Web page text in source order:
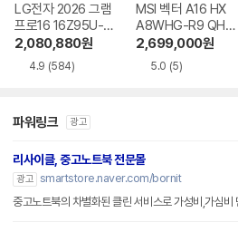
LG전자 2026 그램
프로16 16Z95U-G
S5WK
2,080,880원
4.9 (584)
MSI 벡터 A16 HX
A8WHG-R9 QHD
+
2,699,000원
5.0 (5)
파워링크 광고
리사이클, 중고노트북 전문몰
광고 smartstore.naver.com/bornit
중고노트북의 차별화된 클린 서비스로 가성비,가심비